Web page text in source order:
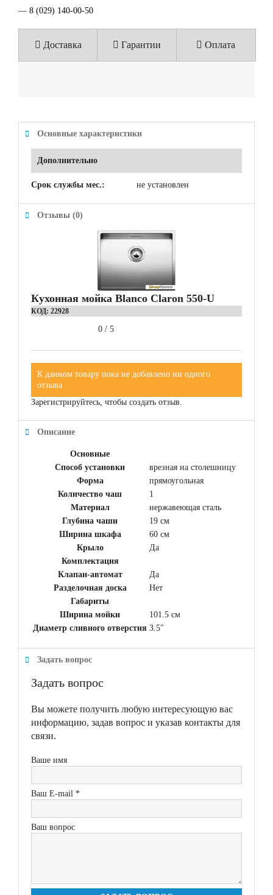
— 8 (029) 140-00-50
Доставка Гарантии Оплата
Основные характеристики
Дополнительно
Срок службы мес.: не установлен
Отзывы (0)
Кухонная мойка Blanco Claron 550-U
КОД: 22928
0 / 5
К данном товару пока не добавлено ни одного
отзыва
Зарегистрируйтесь, чтобы создать отзыв.
Описание
Основные
Способ установки
врезная на столешницу
Форма
прямоугольная
Количество чаш
1
Материал
нержавеющая сталь
Глубина чаши
19 см
Ширина шкафа
60 см
Крыло
Да
Комплектация
Клапан-автомат
Да
Разделочная доска
Нет
Габариты
Ширина мойки
101.5 см
Диаметр сливного отверстия 3.5"
Задать вопрос
Задать вопрос
Вы можете получить любую интересующую вас
информацию, задав вопрос и указав контакты для
связи.
Ваше имя
Ваш E-mail *
Ваш вопрос